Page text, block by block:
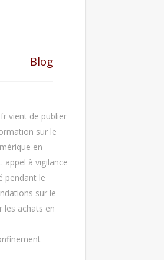
Blog
vient de publier
sur le
en
appel à vigilance
pendant le
sur le
les achats en